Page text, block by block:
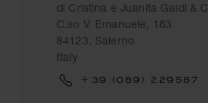
di Cristina e Juanita Galdi & C.
C.so V. Emanuele, 183
84123, Salerno
Italy
+39 (089) 229587